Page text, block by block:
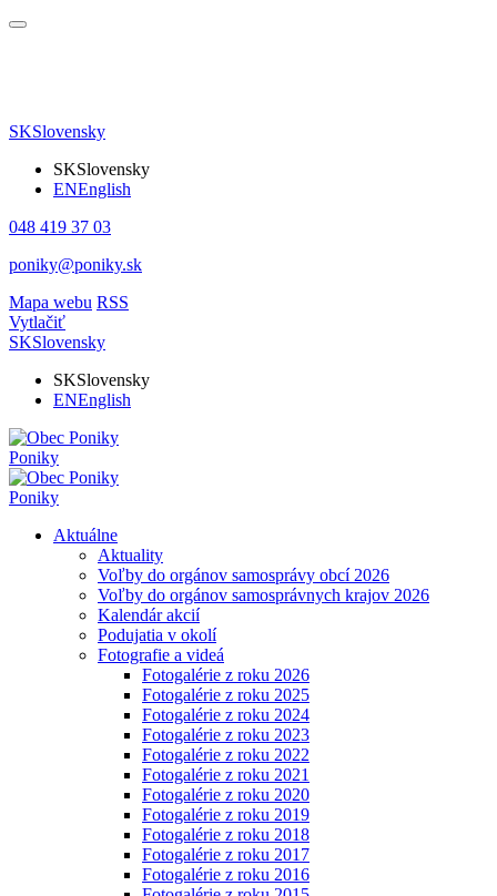
SKSlovensky
SKSlovensky
ENEnglish
048 419 37 03
poniky@poniky.sk
Mapa webu RSS
Vytlačiť
SKSlovensky
SKSlovensky
ENEnglish
Poniky
Poniky
Aktuálne
Aktuality
Voľby do orgánov samosprávy obcí 2026
Voľby do orgánov samosprávnych krajov 2026
Kalendár akcií
Podujatia v okolí
Fotografie a videá
Fotogalérie z roku 2026
Fotogalérie z roku 2025
Fotogalérie z roku 2024
Fotogalérie z roku 2023
Fotogalérie z roku 2022
Fotogalérie z roku 2021
Fotogalérie z roku 2020
Fotogalérie z roku 2019
Fotogalérie z roku 2018
Fotogalérie z roku 2017
Fotogalérie z roku 2016